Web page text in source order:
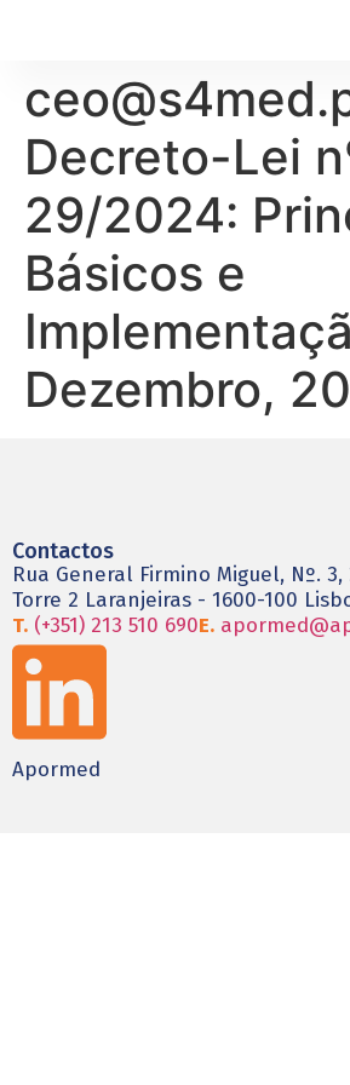
Decreto-Lei
29/2024:
Básicos e
Dezembro,
Contactos
Rua General Firmino Miguel, Nº. 3,
Torre 2 Laranjeiras - 1600-100
T. (+351) 213 510 690E.
Apormed